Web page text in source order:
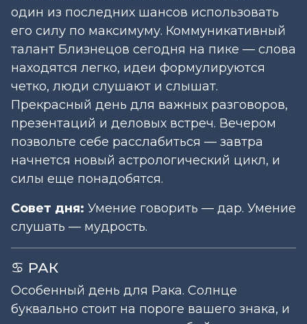
один из последних шансов использовать
его силу по максимуму. Коммуникативный
талант Близнецов сегодня на пике — слова
находятся легко, идеи формулируются
четко, люди слушают и слышат.
Прекрасный день для важных разговоров,
презентаций и деловых встреч. Вечером
позвольте себе расслабиться — завтра
начнется новый астрологический цикл, и
силы еще понадобятся.
Совет дня: Умение говорить — дар. Умение
слушать — мудрость.
♋ РАК
Особенный день для Рака. Солнце
буквально стоит на пороге вашего знака, и